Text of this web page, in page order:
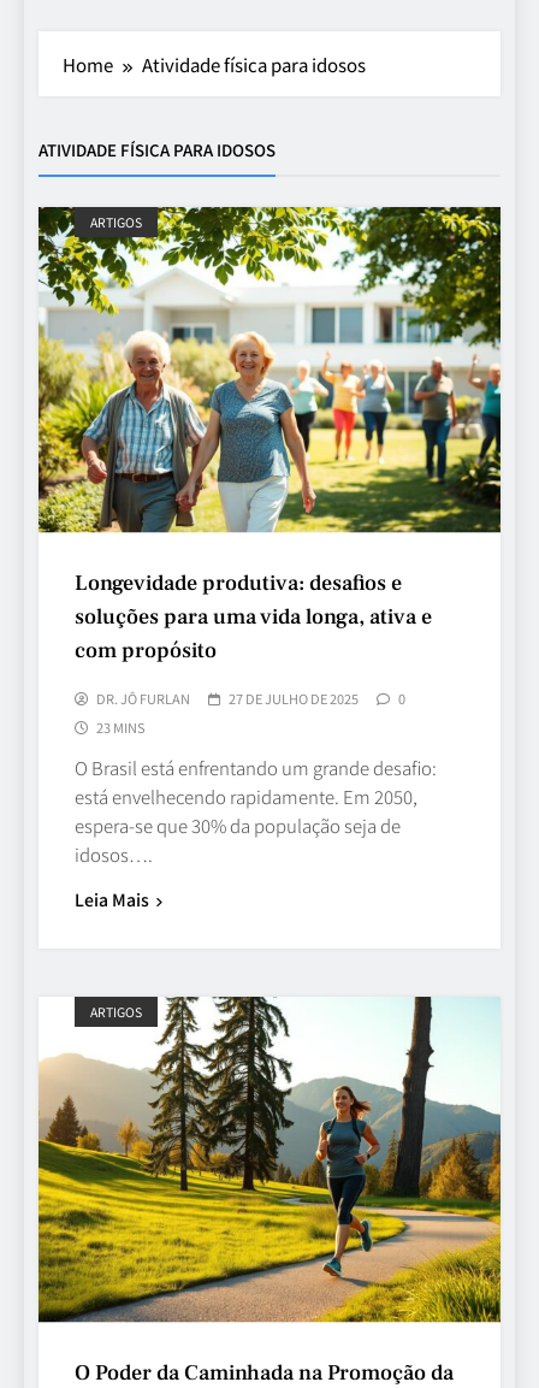
Home Atividade física para idosos
ATIVIDADE FÍSICA PARA IDOSOS
ARTIGOS
Longevidade produtiva: desafios e
soluções para uma vida longa, ativa e
com propósito
DR. JÔ FURLAN 27 DE JULHO DE 2025
0
23 MINS
O Brasil está enfrentando um grande desafio:
está envelhecendo rapidamente. Em 2050,
espera-se que 30% da população seja de
idosos….
Leia Mais
ARTIGOS
O Poder da Caminhada na Promoção da